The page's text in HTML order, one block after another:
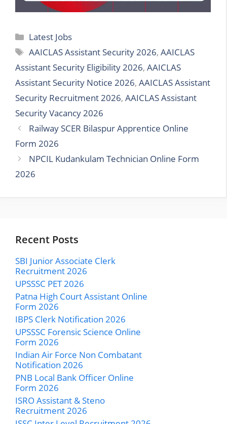
Categories
Latest Jobs
Tags
AAICLAS Assistant Security 2026,AAICLAS
Assistant Security Eligibility 2026, AAICLAS
Assistant Security Notice 2026, AAICLAS Assistant
Security Recruitment 2026, AAICLAS Assistant
Security Vacancy 2026
Railway SCER Bilaspur Apprentice Online
Form 2026
NPCIL Kudankulam Technician Online Form
2026
Recent Posts
SBI Junior Associate Clerk
Recruitment 2026
UPSSSC PET 2026
Patna High Court Assistant Online
Form 2026
IBPS Clerk Notification 2026
UPSSSC Forensic Science Online
Form 2026
Indian Air Force Non Combatant
Notification 2026
PNB Local Bank Officer Online
Form 2026
ISRO Assistant & Steno
Recruitment 2026